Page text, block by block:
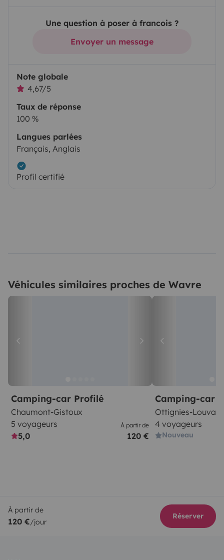
Une question à poser à francois ?
Envoyer un message
Note globale
4,67/5
Taux de réponse
100 %
Langues parlées
Français, Anglais
Profil certifié
Véhicules similaires proches de Wavre
Camping-car Profilé
Chaumont-Gistoux
5 voyageurs
5,0
À partir de
120 €
Camping-car
Ottignies-
4 voyageurs
Nouveau
À partir de
120 €/jour
Réserver